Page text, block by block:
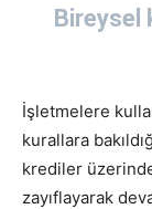
Bireysel
İşletmelere
kurallara
krediler
zayıflayarak